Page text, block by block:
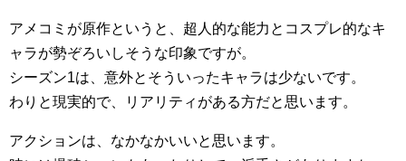
アメコミが原作というと、超人的な能力とコスプレ的なキ
ャラが勢ぞろいしそうな印象ですが。
シーズン1は、意外とそういったキャラは少ないです。
わりと現実的で、リアリティがある方だと思います。
アクションは、なかなかいいと思います。